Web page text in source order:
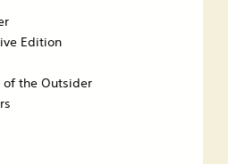
Edition
of the Outsider